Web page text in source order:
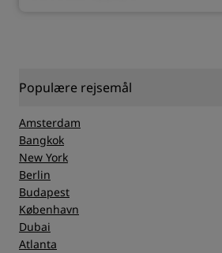
Populære rejsemål
Amsterdam
Bangkok
New York
Berlin
Budapest
København
Dubai
Atlanta